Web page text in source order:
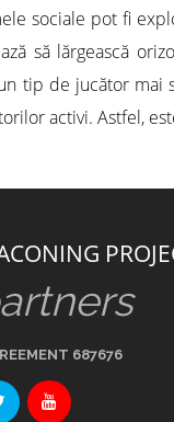
sociale pot fi
să lărgească
tip de jucător mai
activi. Astfel,
687676